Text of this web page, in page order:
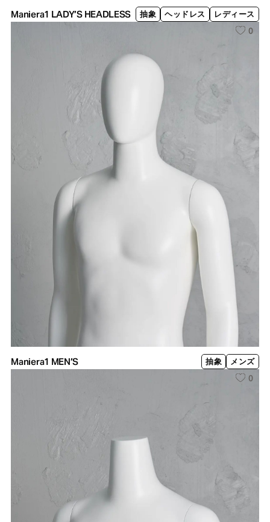
Maniera1 LADY’S HEADLESS 抽象 ヘッドレス レディース
Maniera1 MEN’S 抽象 メンズ
0
0